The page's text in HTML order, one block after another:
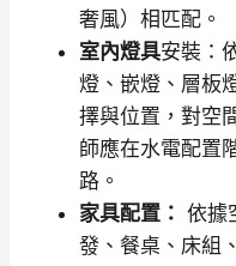
奢風）相匹配。
室內燈具安裝：
燈、嵌燈、層板
擇與位置，對空
師應在水電配置
路。
家具配置： 依據
發、餐桌、床組